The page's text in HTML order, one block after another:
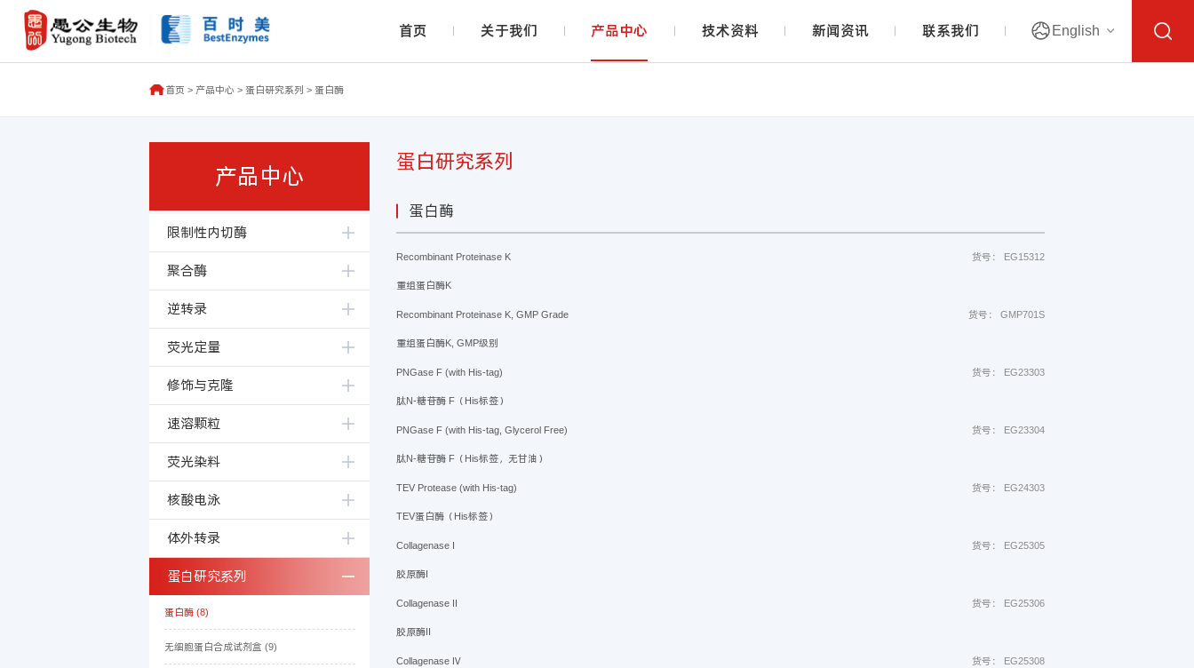
首页 关于我们 产品中心 技术资料 新闻资讯 联系我们 English
首页 > 产品中心 > 蛋白研究系列 > 蛋白酶
产品中心
限制性内切酶
聚合酶
逆转录
荧光定量
修饰与克隆
速溶颗粒
荧光染料
核酸电泳
体外转录
蛋白研究系列
蛋白酶 (8)
无细胞蛋白合成试剂盒 (9)
蛋白研究系列
蛋白酶
Recombinant Proteinase K
重组蛋白酶K
货号： EG15312
Recombinant Proteinase K, GMP Grade
重组蛋白酶K, GMP级别
货号： GMP701S
PNGase F (with His-tag)
肽N-糖苷酶 F（His标签）
货号： EG23303
PNGase F (with His-tag, Glycerol Free)
肽N-糖苷酶 F（His标签，无甘油）
货号： EG23304
TEV Protease (with His-tag)
TEV蛋白酶（His标签）
货号： EG24303
Collagenase I
胶原酶I
货号： EG25305
Collagenase II
胶原酶II
货号： EG25306
Collagenase Ⅳ 货号： EG25308